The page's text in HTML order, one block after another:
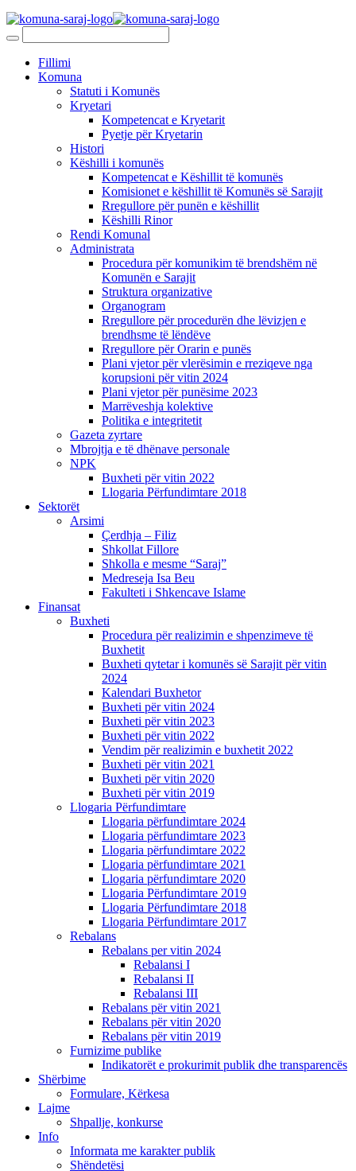
Fillimi
Komuna
Statuti i Komunës
Kryetari
Kompetencat e Kryetarit
Pyetje për Kryetarin
Histori
Këshilli i komunës
Kompetencat e Këshillit të komunës
Komisionet e këshillit të Komunës së Sarajit
Rregullore për punën e këshillit
Këshilli Rinor
Rendi Komunal
Administrata
Procedura për komunikim të brendshëm në
Komunën e Sarajit
Struktura organizative
Organogram
Rregullore për procedurën dhe lëvizjen e
brendhsme të lëndëve
Rregullore për Orarin e punës
Plani vjetor për vlerësimin e rreziqeve nga
korupsioni për vitin 2024
Plani vjetor për punësime 2023
Marrëveshja kolektive
Politika e integritetit
Gazeta zyrtare
Mbrojtja e të dhënave personale
NPK
Buxheti për vitin 2022
Llogaria Përfundimtare 2018
Sektorët
Arsimi
Çerdhja – Filiz
Shkollat Fillore
Shkolla e mesme “Saraj”
Medreseja Isa Beu
Fakulteti i Shkencave Islame
Finansat
Buxheti
Procedura për realizimin e shpenzimeve të
Buxhetit
Buxheti qytetar i komunës së Sarajit për vitin
2024
Kalendari Buxhetor
Buxheti për vitin 2024
Buxheti për vitin 2023
Buxheti për vitin 2022
Vendim për realizimin e buxhetit 2022
Buxheti për vitin 2021
Buxheti për vitin 2020
Buxheti për vitin 2019
Llogaria Përfundimtare
Llogaria përfundimtare 2024
Llogaria përfundimtare 2023
Llogaria përfundimtare 2022
Llogaria përfundimtare 2021
Llogaria përfundimtare 2020
Llogaria Përfundimtare 2019
Llogaria Përfundimtare 2018
Llogaria Përfundimtare 2017
Rebalans
Rebalans per vitin 2024
Rebalansi I
Rebalansi II
Rebalansi III
Rebalans për vitin 2021
Rebalans për vitin 2020
Rebalans për vitin 2019
Furnizime publike
Indikatorët e prokurimit publik dhe transparencës
Shërbime
Formulare, Kërkesa
Lajme
Shpallje, konkurse
Info
Informata me karakter publik
Shëndetësi